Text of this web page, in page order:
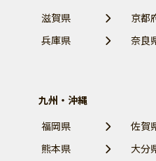
滋賀県
京都
兵庫県
奈良
九州・沖縄
福岡県
佐賀
熊本県
大分